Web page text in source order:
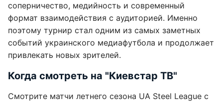
соперничество, медийность и современный
формат взаимодействия с аудиторией. Именно
поэтому турнир стал одним из самых заметных
событий украинского медиафутбола и продолжает
привлекать новых зрителей.
Когда смотреть на "Киевстар ТВ"
Смотрите матчи летнего сезона UA Steel League с